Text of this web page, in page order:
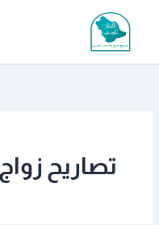
المحتوى
تصاريح زواج